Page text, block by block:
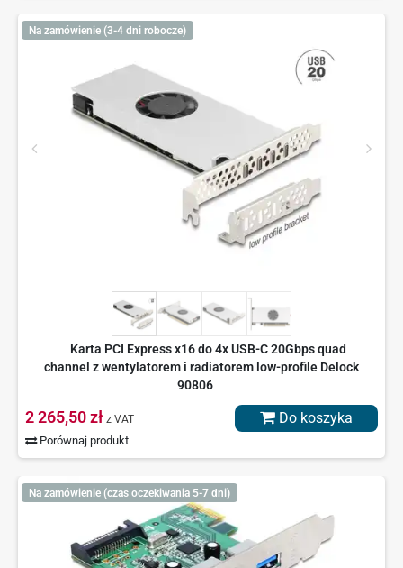
Na zamówienie (3-4 dni robocze)
Karta PCI Express x16 do 4x USB-C 20Gbps quad
channel z wentylatorem i radiatorem low-profile Delock
90806
2 265,50 zł z VAT
Porównaj produkt
Do koszyka
Na zamówienie (czas oczekiwania 5-7 dni)